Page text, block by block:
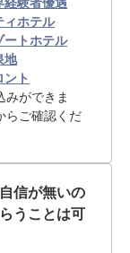
ィホテル
ートホテル
地
ント
みができま
らご確認くだ
信が無いの
うことは可